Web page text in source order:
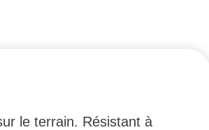
le terrain. Résistant à